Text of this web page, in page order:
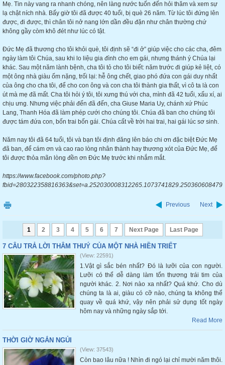
Mẹ. Tin này vang ra nhanh chóng, nên làng nước tuốn đến hỏi thăm và xem sự
lạ chật ních nhà. Bấy giờ tôi đã được 40 tuổi, bị què 26 năm. Từ lúc tôi đứng lên
được, đi được, thì chân tôi nở nang lớn dần đều đặn như chân thường chứ
không gầy còm khô đét như lúc có tật.
Đức Mẹ đã thương cho tôi khỏi què, tôi định sẽ “đi ở” giúp việc cho các cha, đêm
ngày làm tôi Chúa, sau khi lo liệu gia đình cho em gái, nhưng thánh ý Chúa lại
khác. Sau một năm lành bệnh, cha tôi tỏ cho tôi biết: năm trước đi giúp kẻ liệt, có
một ông nhà giàu ốm nặng, trối lại: hễ ông chết, giao phó đứa con gái duy nhất
của ông cho cha tôi, để cho con ông và con cha tôi thành gia thất, vì cô ta là con
út mà mẹ đã mất. Cha tôi hỏi ý tôi, tôi xưng thú với cha, mình đã 42 tuổi, xấu xí, ai
chịu ưng. Nhưng việc phải đến đã đến, cha Giuse Maria Uy, chánh xứ Phúc
Lang, Thanh Hóa đã làm phép cưới cho chúng tôi. Chúa đã ban cho chúng tôi
được tám đứa con, bốn trai bốn gái. Chúa cất về trời hai trai, hai gái lúc sơ sinh.
Năm nay tôi đã 64 tuổi, tôi và bạn tôi định đăng lên báo chi ơn đặc biệt Đức Mẹ
đã ban, để cám ơn và cao rao lòng nhân thành hay thương xót của Đức Mẹ, để
tôi được thỏa mãn lòng đền ơn Đức Mẹ trước khi nhắm mắt.
https://www.facebook.com/photo.php?
Previous Next
1 2 3 4 5 6 7 Next Page Last Page
7 CÂU TRẢ LỜI THÂM THUÝ CỦA MỘT NHÀ HIỀN TRIẾT
(View: 22591)
1.Vật gì sắc bén nhất? Đó là lưỡi của con người.
Lưỡi có thể dễ dàng làm tổn thương trái tim của
người khác. 2. Nơi nào xa nhất? Quá khứ. Cho dù
chúng ta là ai, giàu có cỡ nào, chúng ta không thể
quay về quá khứ, vậy nên phải sử dụng tốt ngày
hôm nay và những ngày sắp tới.
Read More
THỜI GIỜ NGẮN NGỦI
(View: 37543)
Còn bao lâu nữa ! Nhìn đi ngó lại chỉ mười năm thôi.